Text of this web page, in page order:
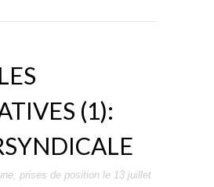
(1):
, prises de position le 13 juillet